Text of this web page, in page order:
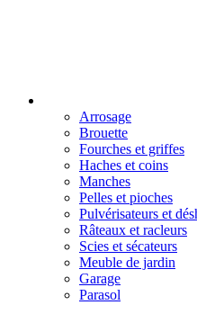
Arrosage
Brouette
Fourches et griffes
Haches et coins
Manches
Pelles et pioches
Pulvérisateurs et
Râteaux et racleurs
Scies et sécateurs
Meuble de jardin
Garage
Parasol